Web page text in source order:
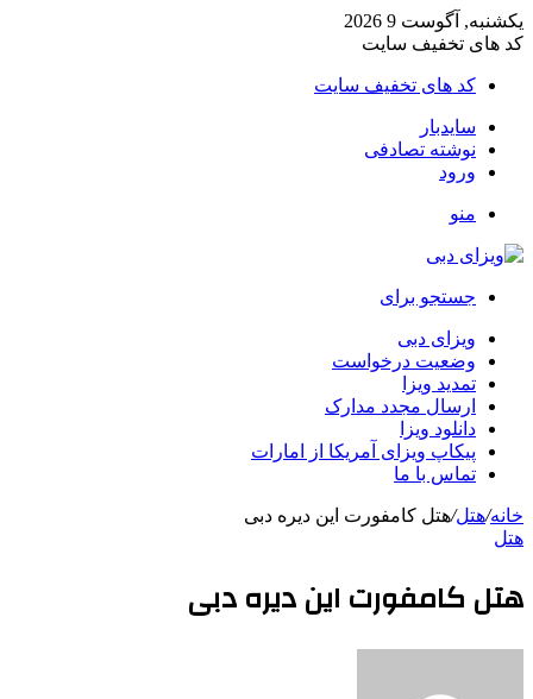
یکشنبه, آگوست 9 2026
کد های تخفیف سایت
کد های تخفیف سایت
سایدبار
نوشته تصادفی
ورود
منو
جستجو برای
ویزای دبی
وضعیت درخواست
تمدید ویزا
ارسال مجدد مدارک
دانلود ویزا
پیکاپ ویزای آمریکا از امارات
تماس با ما
خانه/هتل/هتل کامفورت این دیره دبی
هتل
هتل کامفورت این دیره دبی